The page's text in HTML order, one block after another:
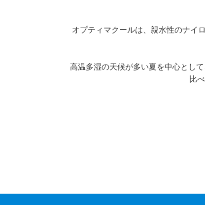
オプティマクールは、親水性のナイ
高温多湿の天候が多い夏を中心とし
比